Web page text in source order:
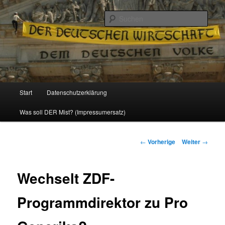
Reizzentrum
Politik, Wirtschaft, Soziales und Gesellschaft
Zum
Inhalt
Start Datenschutzerklärung
Was soll DER Mist? (Impressumersatz)
Beitrags-
← Vorherige Weiter →
Wechselt ZDF-
Programmdirektor zu Pro